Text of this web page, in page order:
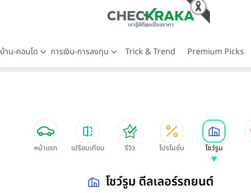
บ้าน-คอนโด การเงิน-การลงทุน Trick & Trend Premium Picks
หน้าแรก เปรียบเทียบ รีวิว โปรโมชั่น โชว์รูม
โชว์รูม ดีลเลอร์รถยนต์